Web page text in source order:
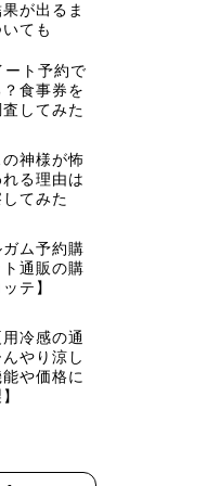
が出るま
ても
ト予約で
食事券を
してみた
神様が怖
る理由は
てみた
ム予約購
通販の購
テ】
冷感の通
やり涼し
や価格に